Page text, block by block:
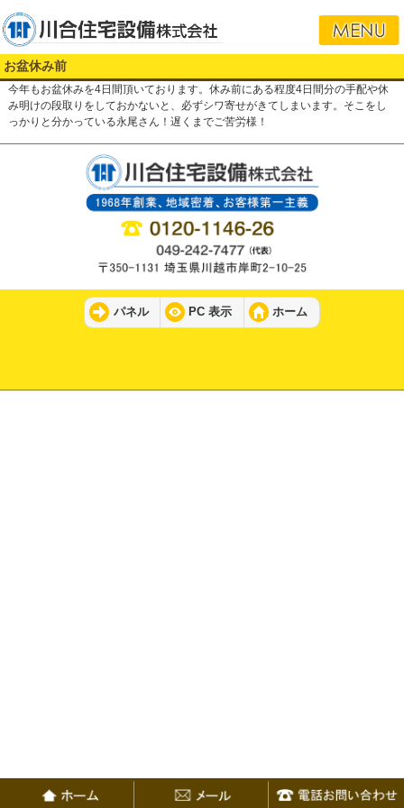
お盆休み前
今年もお盆休みを4日間頂いております。休み前にある程度4日間分の手配や休
み明けの段取りをしておかないと、必ずシワ寄せがきてしまいます。そこをし
っかりと分かっている永尾さん！遅くまでご苦労様！
パネル PC 表示 ホーム